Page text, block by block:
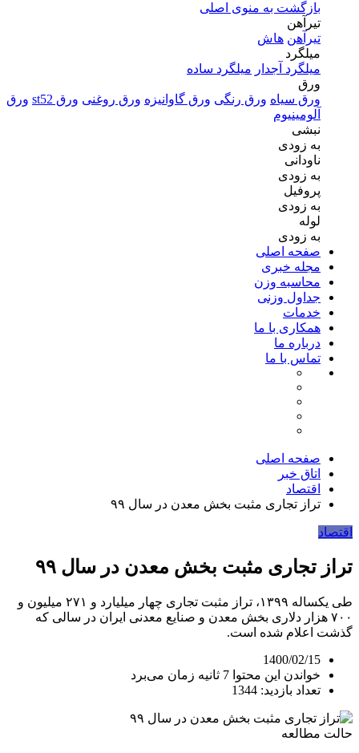
بازگشت به منوی اصلی
تیرآهن
تیرآهن هاش
میلگرد
میلگرد آجدار میلگرد ساده
ورق
ورق سیاه ورق رنگی ورق گاوانیزه ورق روغنی ورق st52
ورق
آلومینیوم
نبشی
به زودی
ناودانی
به زودی
پروفیل
به زودی
لوله
به زودی
صفحه اصلی
مجله خبری
محاسبه وزن
جداول وزنی
خدمات
همکاری با ما
درباره ما
تماس با ما
صفحه اصلی
اتاق خبر
اقتصاد
تراز تجاری مثبت بخش معدن در سال ۹۹
اقتصاد
تراز تجاری مثبت بخش معدن در سال ۹۹
طی یکساله ۱۳۹۹، تراز مثبت تجاری چهار میلیارد و ۲۷۱ میلیون و
۷۰۰ هزار دلاری بخش معدن و صنایع معدنی ایران در سالی که
گذشت اعلام شده است.
1400/02/15
خواندن این محتوا 7 ثانیه زمان می‌برد
تعداد بازدید: 1344
حالت مطالعه